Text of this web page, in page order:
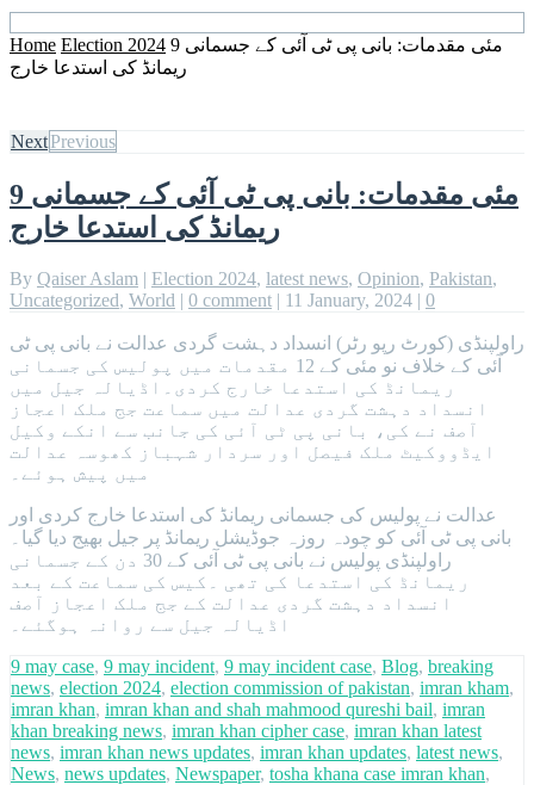
Home Election 2024 9 مئی مقدمات: بانی پی ٹی آئی کے جسمانی
ریمانڈ کی استدعا خارج
NextPrevious
9 مئی مقدمات: بانی پی ٹی آئی کے جسمانی
ریمانڈ کی استدعا خارج
By Qaiser Aslam | Election 2024, latest news, Opinion, Pakistan,
Uncategorized, World | 0 comment | 11 January, 2024 | 0
راولپنڈی (کورٹ رپو رٹر) انسداد دہشت گردی عدالت نے بانی پی ٹی
آئی کے خلاف نو مئی کے 12 مقدمات میں پولیس کی جسمانی
ریمانڈ کی استدعا خارج کردی۔اڈیالہ جیل میں
انسداد دہشت گردی عدالت میں سماعت جج ملک اعجاز
آصف نے کی، بانی پی ٹی آئی کی جانب سے انکے وکیل
ایڈووکیٹ ملک فیصل اور سردار شہباز کھوسہ عدالت
میں پیش ہوئے۔
عدالت نے پولیس کی جسمانی ریمانڈ کی استدعا خارج کردی اور
بانی پی ٹی آئی کو چودہ روزہ جوڈیشل ریمانڈ پر جیل بھیج دیا گیا۔
راولپنڈی پولیس نے بانی پی ٹی آئی کے 30 دن کے جسمانی
ریمانڈ کی استدعا کی تھی ۔کیس کی سماعت کے بعد
انسداد دہشت گردی عدالت کے جج ملک اعجاز آصف
اڈیالہ جیل سے روانہ ہوگئے۔
9 may case, 9 may incident, 9 may incident case, Blog, breaking
news, election 2024, election commission of pakistan, imran kham,
imran khan, imran khan and shah mahmood qureshi bail, imran
khan breaking news, imran khan cipher case, imran khan latest
news, imran khan news updates, imran khan updates, latest news,
News, news updates, Newspaper, tosha khana case imran khan,